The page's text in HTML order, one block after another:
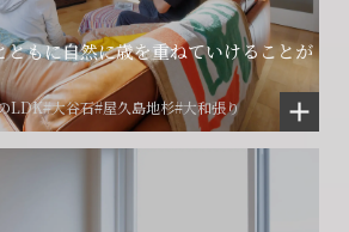
ともに自然に歳を重ねていけることが
LDK#大谷石#屋久島地杉#大和張り